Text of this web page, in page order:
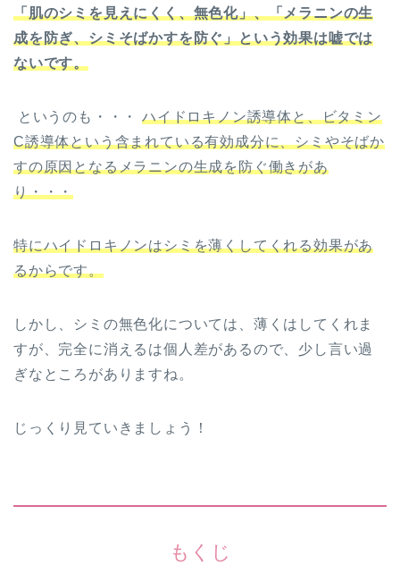
「肌のシミを見えにくく、無色化」、「メラニンの生
成を防ぎ、シミそばかすを防ぐ」という効果は嘘では
ないです。
というのも・・・ハイドロキノン誘導体と、ビタミン
C誘導体という含まれている有効成分に、シミやそばか
すの原因となるメラニンの生成を防ぐ働きがあ
り・・・
特にハイドロキノンはシミを薄くしてくれる効果があ
るからです。
しかし、シミの無色化については、薄くはしてくれま
すが、完全に消えるは個人差があるので、少し言い過
ぎなところがありますね。
じっくり見ていきましょう！
もくじ